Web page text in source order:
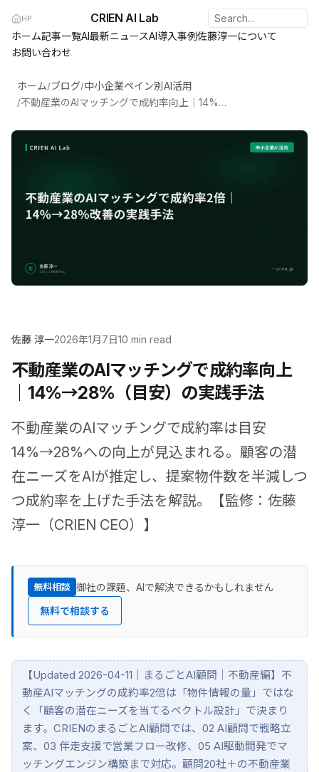
HP CRIEN AI Lab
ホーム記事一覧AI最新ニュースAI導入事例佐藤淳一について
お問い合わせ
ホーム/ブログ/中小企業ペイン別AI活用
/ 不動産業のAIマッチングで成約率向上｜14%→28%（目安）の実践手法
佐藤 淳一2026年1月7日10 min read
不動産業のAIマッチングで成約率向上
｜14%→28%（目安）の実践手法
不動産業のAIマッチングで成約率は目安
14%→28%への向上が見込まれる。顧客の潜
在ニーズをAIが推定し、提案物件数を半減しつ
つ成約率を上げた手法を解説。【監修：佐藤
淳一（CRIEN CEO）】
無料相談 御社の課題、AIで解決できるかもしれません
無料で相談する
【Updated 2026-04-11｜まるごとAI顧問｜不動産編】不
動産AIマッチングの成約率2倍は「物件情報の量」ではな
く「顧客の潜在ニーズを当てるベクトル設計」で決まり
ます。CRIENのまるごとAI顧問では、02 AI顧問で戦略立
案、03 伴走支援で営業フロー改修、05 AI駆動開発でマ
ッチングエンジン構築まで対応。顧問20社＋の不動産業